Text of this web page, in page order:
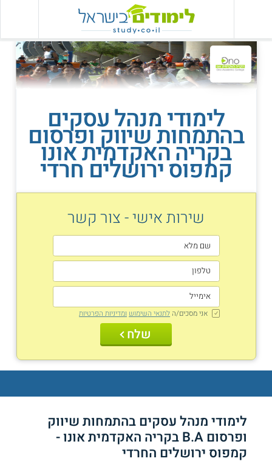
לימודי מנהל עסקים
בהתמחות שיווק ופרסום
בקריה האקדמית אונו
קמפוס ירושלים חרדי
שירות אישי - צור קשר
אני מסכים/ה לתנאי השימוש ומדיניות הפרטיות
שלח
לימודי מנהל עסקים בהתמחות שיווק
ופרסום B.A בקריה האקדמית אונו -
קמפוס ירושלים החרדי